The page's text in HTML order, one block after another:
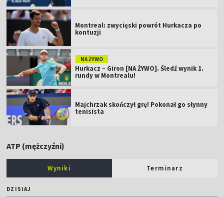
Montreal: zwycięski powrót Hurkacza po
kontuzji
NA ŻYWO
Hurkacz – Giron [NA ŻYWO]. Śledź wynik 1.
rundy w Montrealu!
Majchrzak skończył grę! Pokonał go słynny
tenisista
ATP (mężczyźni)
Wyniki Terminarz
DZISIAJ